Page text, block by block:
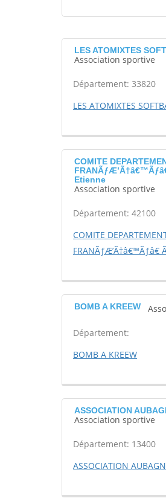
LES ATOMIXTES
Association sportive
Département: 33820
LES ATOMIXTES
COMITE
Etienne
Association sportive
Département: 42100
COMITE
FRANÃƒÆ’Ã†â€™Ãƒâ€
BOMB A KREEW
Département:
BOMB A KREEW
ASSOCIATION
Association sportive
Département: 13400
ASSOCIATION